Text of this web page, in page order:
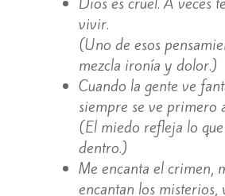
vivir.
(Uno de esos
mezcla ironía y dolor.)
Cuando la gente ve
siempre se ve primero
(El miedo refleja lo
dentro.)
Me encanta el crimen,
encantan los misterios,